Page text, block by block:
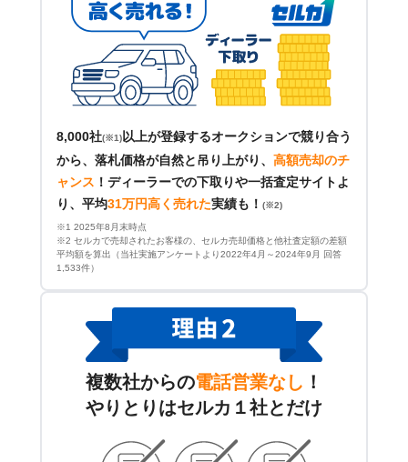
8,000社(※1)以上が登録するオークションで競り合う
から、落札価格が自然と吊り上がり、 高額売却のチ
ャンス ！ ディーラーでの下取りや一括査定サイトよ
り、平均31万円高く売れた実績も！ (※2)
※1 2025年8月末時点
※2 セルカで売却されたお客様の、セルカ売却価格と他社査定額の差額
平均額を算出（当社実施アンケートより2022年4月～2024年9月 回答
1,533件）
複数社からの電話営業なし ！
やりとりはセルカ１社とだけ